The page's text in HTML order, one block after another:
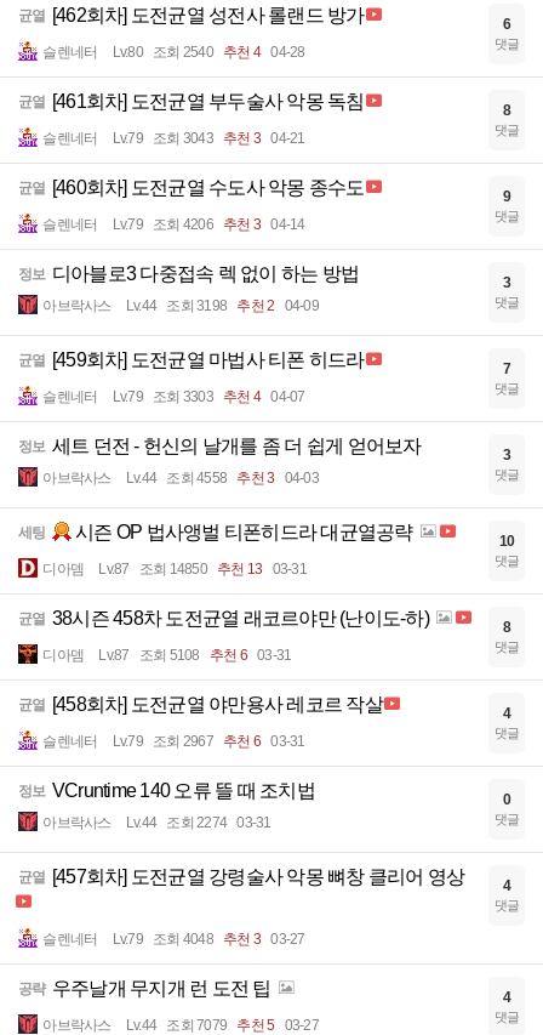
균열 [462회차] 도전균열 성전사 롤랜드 방가
슬렌네터 Lv.80 조회 2540 추천 4 04-28
6
댓글
균열 [461회차] 도전균열 부두술사 악몽 독침
슬렌네터 Lv.79 조회 3043 추천 3 04-21
8
댓글
균열 [460회차] 도전균열 수도사 악몽 종수도
슬렌네터 Lv.79 조회 4206 추천 3 04-14
9
댓글
정보 디아블로3 다중접속 렉 없이 하는 방법
아브락사스 Lv.44 조회 3198 추천 2 04-09
3
댓글
균열 [459회차] 도전균열 마법사 티폰 히드라
슬렌네터 Lv.79 조회 3303 추천 4 04-07
7
댓글
정보 세트 던전 - 헌신의 날개를 좀 더 쉽게 얻어보자
아브락사스 Lv.44 조회 4558 추천 3 04-03
3
댓글
세팅 시즌 OP 법사앵벌 티폰히드라 대균열공략
디아뎀 Lv.87 조회 14850 추천 13 03-31
10
댓글
균열 38시즌 458차 도전균열 래코르야만 (난이도-하)
디아뎀 Lv.87 조회 5108 추천 6 03-31
8
댓글
균열 [458회차] 도전균열 야만용사 레코르 작살
슬렌네터 Lv.79 조회 2967 추천 6 03-31
4
댓글
정보 VCruntime 140 오류 뜰 때 조치법
아브락사스 Lv.44 조회 2274 03-31
0
댓글
균열 [457회차] 도전균열 강령술사 악몽 뼈창 클리어 영상
슬렌네터 Lv.79 조회 4048 추천 3 03-27
4
댓글
공략 우주날개 무지개 런 도전 팁
아브락사스 Lv.44 조회 7079 추천 5 03-27
4
댓글